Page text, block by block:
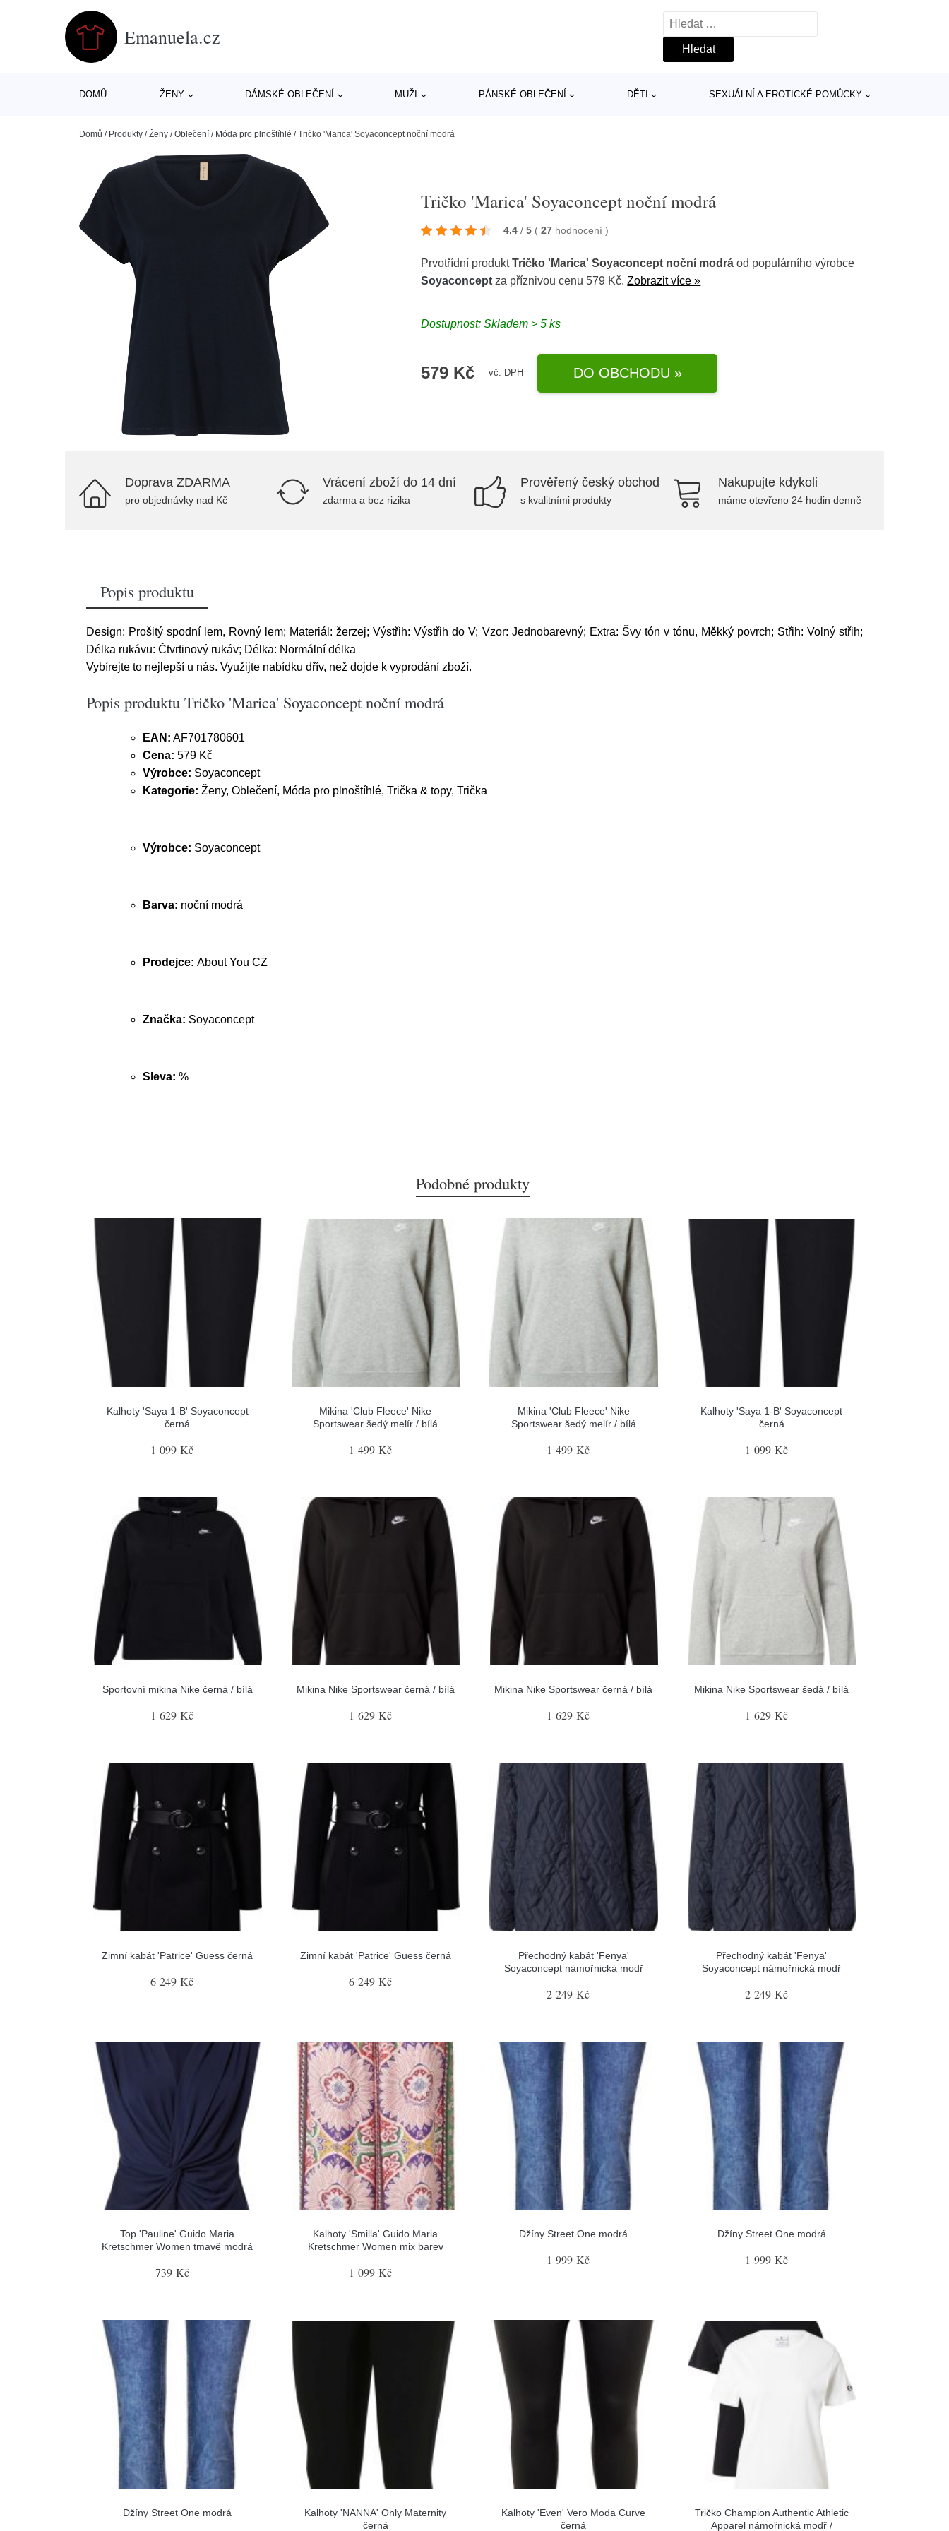
Emanuela.cz
Vyhledávání
DOMŮ ŽENY DÁMSKÉ OBLEČENÍ MUŽI PÁNSKÉ OBLEČENÍ DĚTI SEXUÁLNÍ A EROTICKÉ POMŮCKY
Domů / Produkty /Ženy /Oblečení / Móda pro plnoštíhlé /Tričko 'Marica' Soyaconcept noční modrá
Tričko 'Marica' Soyaconcept noční modrá
4.4 / 5 ( 27 hodnocení)
Prvotřídní produktTričko 'Marica' Soyaconcept noční modrá od populárního výrobce
Soyaconcept za příznivou cenu 579 Kč.Zobrazit více »
Dostupnost: Skladem > 5 ks
579 Kč vč. DPH DO OBCHODU »
Doprava ZDARMA
pro objednávky nad Kč
Vrácení zboží do 14 dní
zdarma a bez rizika
Prověřený český obchod
s kvalitními produkty
Nakupujte kdykoli
máme otevřeno 24 hodin denně
Popis produktu
Design: Prošitý spodní lem, Rovný lem; Materiál: žerzej; Výstřih: Výstřih do V; Vzor: Jednobarevný; Extra: Švy tón v tónu, Měkký povrch; Střih: Volný střih;
Délka rukávu: Čtvrtinový rukáv; Délka: Normální délka
Vybírejte to nejlepší u nás. Využijte nabídku dřív, než dojde k vyprodání zboží.
Popis produktu Tričko 'Marica' Soyaconcept noční modrá
EAN: AF701780601
Cena: 579 Kč
Výrobce: Soyaconcept
Kategorie: Ženy, Oblečení, Móda pro plnoštíhlé, Trička & topy, Trička
Výrobce: Soyaconcept
Barva: noční modrá
Prodejce: About You CZ
Značka: Soyaconcept
Sleva: %
Podobné produkty
Kalhoty 'Saya 1-B' Soyaconcept
černá
1 099 Kč
Mikina 'Club Fleece' Nike
Sportswear šedý melír / bílá
1 499 Kč
Mikina 'Club Fleece' Nike
Sportswear šedý melír / bílá
1 499 Kč
Kalhoty 'Saya 1-B' Soyaconcept
černá
1 099 Kč
Sportovní mikina Nike černá / bílá
1 629 Kč
Mikina Nike Sportswear černá / bílá
1 629 Kč
Mikina Nike Sportswear černá / bílá
1 629 Kč
Mikina Nike Sportswear šedá / bílá
1 629 Kč
Zimní kabát 'Patrice' Guess černá
6 249 Kč
Zimní kabát 'Patrice' Guess černá
6 249 Kč
Přechodný kabát 'Fenya'
Soyaconcept námořnická modř
2 249 Kč
Přechodný kabát 'Fenya'
Soyaconcept námořnická modř
2 249 Kč
Top 'Pauline' Guido Maria
Kretschmer Women tmavě modrá
739 Kč
Kalhoty 'Smilla' Guido Maria
Kretschmer Women mix barev
1 099 Kč
Džíny Street One modrá
1 999 Kč
Džíny Street One modrá
1 999 Kč
Džíny Street One modrá
Kalhoty 'NANNA' Only Maternity
černá
Kalhoty 'Even' Vero Moda Curve
černá
Tričko Champion Authentic Athletic
Apparel námořnická modř /